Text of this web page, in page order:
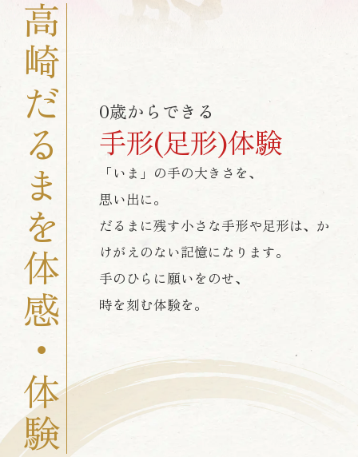
高崎だるまを体感・体験 0歳からできる
手形(足形)体験
「いま」の手の大きさを、
思い出に。
だるまに残す小さな手形や足形は、か
けがえのない記憶になります。
手のひらに願いをのせ、
時を刻む体験を。